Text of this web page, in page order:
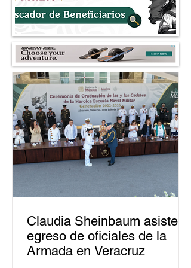
Claudia Sheinbaum asiste a
egreso de oficiales de la
Armada en Veracruz